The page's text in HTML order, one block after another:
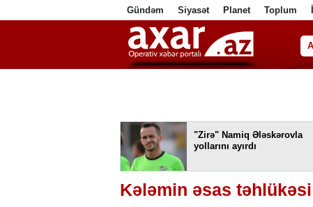
Gündəm Siyasət Planet Toplum
"Zirə" Namiq Ələskərovla
yollarını ayırdı
Kələmin əsas təhlükəsi